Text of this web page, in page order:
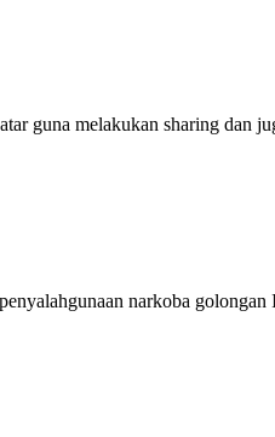
guna melakukan sharing dan
narkoba